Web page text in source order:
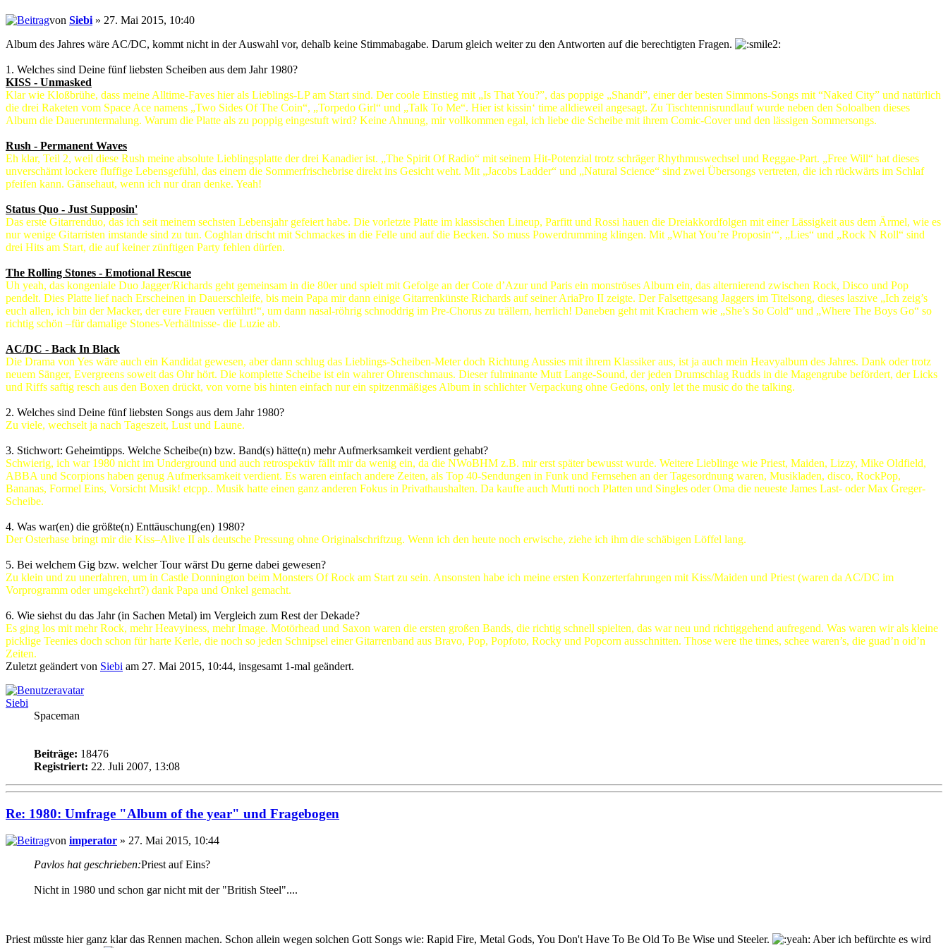
von Siebi » 27. Mai 2015, 10:40
Album des Jahres wäre AC/DC, kommt nicht in der Auswahl vor, dehalb keine Stimmabagabe. Darum gleich weiter zu den Antworten auf die berechtigten Fragen.
1. Welches sind Deine fünf liebsten Scheiben aus dem Jahr 1980?
KISS - Unmasked
Klar wie Kloßbrühe, dass meine Alltime-Faves hier als Lieblings-LP am Start sind. Der coole Einstieg mit „Is That You?”, das poppige „Shandi”, einer der besten Simmons-Songs mit “Naked City” und natürlich
die drei Raketen vom Space Ace namens „Two Sides Of The Coin“, „Torpedo Girl“ und „Talk To Me“. Hier ist kissin‘ time alldieweil angesagt. Zu Tischtennisrundlauf wurde neben den Soloalben dieses
Album die Daueruntermalung. Warum die Platte als zu poppig eingestuft wird? Keine Ahnung, mir vollkommen egal, ich liebe die Scheibe mit ihrem Comic-Cover und den lässigen Sommersongs.
Rush - Permanent Waves
Eh klar, Teil 2, weil diese Rush meine absolute Lieblingsplatte der drei Kanadier ist. „The Spirit Of Radio“ mit seinem Hit-Potenzial trotz schräger Rhythmuswechsel und Reggae-Part. „Free Will“ hat dieses
unverschämt lockere fluffige Lebensgefühl, das einem die Sommerfrischebrise direkt ins Gesicht weht. Mit „Jacobs Ladder“ und „Natural Science“ sind zwei Übersongs vertreten, die ich rückwärts im Schlaf
pfeifen kann. Gänsehaut, wenn ich nur dran denke. Yeah!
Status Quo - Just Supposin'
Das erste Gitarrenduo, das ich seit meinem sechsten Lebensjahr gefeiert habe. Die vorletzte Platte im klassischen Lineup, Parfitt und Rossi hauen die Dreiakkordfolgen mit einer Lässigkeit aus dem Ärmel, wie es
nur wenige Gitarristen imstande sind zu tun. Coghlan drischt mit Schmackes in die Felle und auf die Becken. So muss Powerdrumming klingen. Mit „What You’re Proposin‘“, „Lies“ und „Rock N Roll“ sind
drei Hits am Start, die auf keiner zünftigen Party fehlen dürfen.
The Rolling Stones - Emotional Rescue
Uh yeah, das kongeniale Duo Jagger/Richards geht gemeinsam in die 80er und spielt mit Gefolge an der Cote d’Azur und Paris ein monströses Album ein, das alternierend zwischen Rock, Disco und Pop
pendelt. Dies Platte lief nach Erscheinen in Dauerschleife, bis mein Papa mir dann einige Gitarrenkünste Richards auf seiner AriaPro II zeigte. Der Falsettgesang Jaggers im Titelsong, dieses laszive „Ich zeig’s
euch allen, ich bin der Macker, der eure Frauen verführt!“, um dann nasal-röhrig schnoddrig im Pre-Chorus zu trällern, herrlich! Daneben geht mit Krachern wie „She’s So Cold“ und „Where The Boys Go“ so
richtig schön –für damalige Stones-Verhältnisse- die Luzie ab.
AC/DC - Back In Black
Die Drama von Yes wäre auch ein Kandidat gewesen, aber dann schlug das Lieblings-Scheiben-Meter doch Richtung Aussies mit ihrem Klassiker aus, ist ja auch mein Heavyalbum des Jahres. Dank oder trotz
neuem Sänger, Evergreens soweit das Ohr hört. Die komplette Scheibe ist ein wahrer Ohrenschmaus. Dieser fulminante Mutt Lange-Sound, der jeden Drumschlag Rudds in die Magengrube befördert, der Licks
und Riffs saftig resch aus den Boxen drückt, von vorne bis hinten einfach nur ein spitzenmäßiges Album in schlichter Verpackung ohne Gedöns, only let the music do the talking.
2. Welches sind Deine fünf liebsten Songs aus dem Jahr 1980?
Zu viele, wechselt ja nach Tageszeit, Lust und Laune.
3. Stichwort: Geheimtipps. Welche Scheibe(n) bzw. Band(s) hätte(n) mehr Aufmerksamkeit verdient gehabt?
Schwierig, ich war 1980 nicht im Underground und auch retrospektiv fällt mir da wenig ein, da die NWoBHM z.B. mir erst später bewusst wurde. Weitere Lieblinge wie Priest, Maiden, Lizzy, Mike Oldfield,
ABBA und Scorpions haben genug Aufmerksamkeit verdient. Es waren einfach andere Zeiten, als Top 40-Sendungen in Funk und Fernsehen an der Tagesordnung waren, Musikladen, disco, RockPop,
Bananas, Formel Eins, Vorsicht Musik! etcpp.. Musik hatte einen ganz anderen Fokus in Privathaushalten. Da kaufte auch Mutti noch Platten und Singles oder Oma die neueste James Last- oder Max Greger-
Scheibe.
4. Was war(en) die größte(n) Enttäuschung(en) 1980?
Der Osterhase bringt mir die Kiss–Alive II als deutsche Pressung ohne Originalschriftzug. Wenn ich den heute noch erwische, ziehe ich ihm die schäbigen Löffel lang.
5. Bei welchem Gig bzw. welcher Tour wärst Du gerne dabei gewesen?
Zu klein und zu unerfahren, um in Castle Donnington beim Monsters Of Rock am Start zu sein. Ansonsten habe ich meine ersten Konzerterfahrungen mit Kiss/Maiden und Priest (waren da AC/DC im
Vorprogramm oder umgekehrt?) dank Papa und Onkel gemacht.
6. Wie siehst du das Jahr (in Sachen Metal) im Vergleich zum Rest der Dekade?
Es ging los mit mehr Rock, mehr Heavyiness, mehr Image. Motörhead und Saxon waren die ersten großen Bands, die richtig schnell spielten, das war neu und richtiggehend aufregend. Was waren wir als kleine
picklige Teenies doch schon für harte Kerle, die noch so jeden Schnipsel einer Gitarrenband aus Bravo, Pop, Popfoto, Rocky und Popcorn ausschnitten. Those were the times, schee waren’s, die guad’n oid’n
Zeiten.
Zuletzt geändert von Siebi am 27. Mai 2015, 10:44, insgesamt 1-mal geändert.
Siebi
Spaceman
Beiträge: 18476
Registriert: 22. Juli 2007, 13:08
Re: 1980: Umfrage "Album of the year" und Fragebogen
von imperator » 27. Mai 2015, 10:44
Pavlos hat geschrieben:Priest auf Eins?
Nicht in 1980 und schon gar nicht mit der "British Steel"....
Priest müsste hier ganz klar das Rennen machen. Schon allein wegen solchen Gott Songs wie: Rapid Fire, Metal Gods, You Don't Have To Be Old To Be Wise und Steeler.
Aber ich befürchte es wird